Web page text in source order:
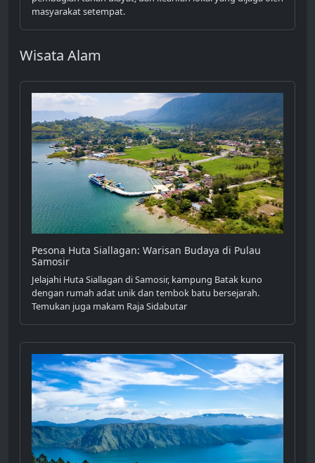
masyarakat setempat.
Wisata Alam
Pesona Huta Siallagan: Warisan Budaya di Pulau
Samosir
Jelajahi Huta Siallagan di Samosir, kampung Batak kuno
dengan rumah adat unik dan tembok batu bersejarah.
Temukan juga makam Raja Sidabutar